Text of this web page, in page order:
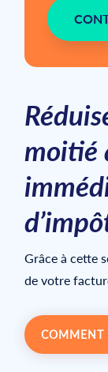
moitié
Grâce à cette
de votre
COMMENT